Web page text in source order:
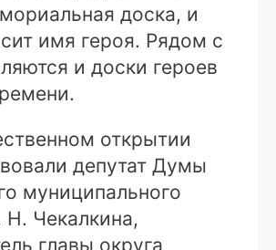
доска, и
имя героя. Рядом с
и доски героев
открытии
депутат Думы
муниципального
Н. Чекалкина,
главы округа